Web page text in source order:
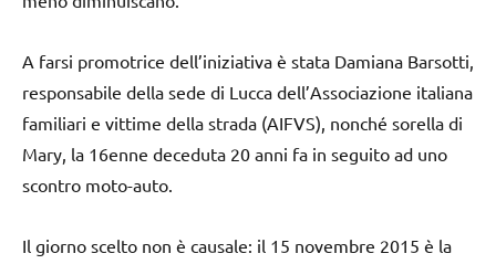
A farsi promotrice dell’iniziativa è stata Damiana Barsotti,
responsabile della sede di Lucca dell’Associazione italiana
familiari e vittime della strada (AIFVS), nonché sorella di
Mary, la 16enne deceduta 20 anni fa in seguito ad uno
scontro moto-auto.
Il giorno scelto non è causale: il 15 novembre 2015 è la